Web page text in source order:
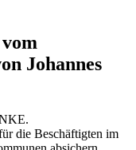
Johannes
die Beschäftigten im